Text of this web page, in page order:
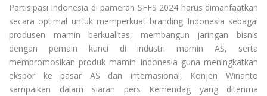
Partisipasi Indonesia di pameran SFFS 2024 harus dimanfaatkan
secara optimal untuk memperkuat branding Indonesia sebagai
produsen mamin berkualitas, membangun jaringan bisnis
dengan pemain kunci di industri mamin AS, serta
mempromosikan produk mamin Indonesia guna meningkatkan
ekspor ke pasar AS dan internasional, Konjen Winanto
sampaikan dalam siaran pers Kemendag yang diterima